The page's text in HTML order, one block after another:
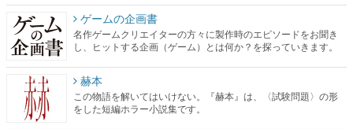
ゲームの企画書
名作ゲームクリエイターの方々に製作時のエピソードをお聞き
し、ヒットする企画（ゲーム）とは何か？を探っていきます。
赫本
この物語を解いてはいけない。『赫本』は、〈試験問題〉の形
をした短編ホラー小説集です。